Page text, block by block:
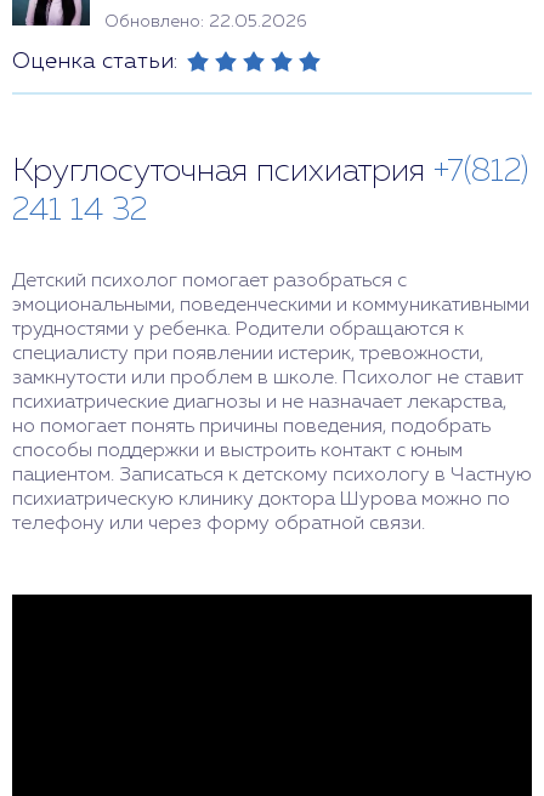
Обновлено: 22.05.2026
Оценка статьи:
Круглосуточная психиатрия +7(812)
241 14 32
Детский психолог помогает разобраться с
эмоциональными, поведенческими и коммуникативными
трудностями у ребенка. Родители обращаются к
специалисту при появлении истерик, тревожности,
замкнутости или проблем в школе. Психолог не ставит
психиатрические диагнозы и не назначает лекарства,
но помогает понять причины поведения, подобрать
способы поддержки и выстроить контакт с юным
пациентом. Записаться к детскому психологу в Частную
психиатрическую клинику доктора Шурова можно по
телефону или через форму обратной связи.